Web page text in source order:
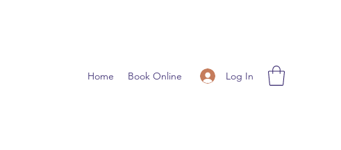
Log In
Home Book Online